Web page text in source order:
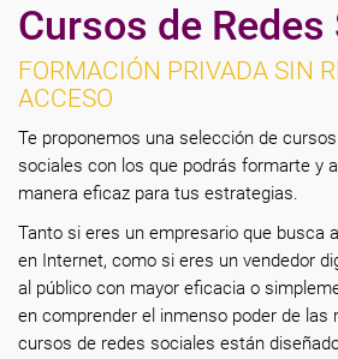
Cursos de
FORMACIÓN PRIVADA SIN
ACCESO
Te proponemos una selección de
sociales con los que podrás formarte y
manera eficaz para tus estrategias.
Tanto si eres un empresario que busca
en Internet, como si eres un vendedor
al público con mayor eficacia o
en comprender el inmenso poder de las
cursos de redes sociales están